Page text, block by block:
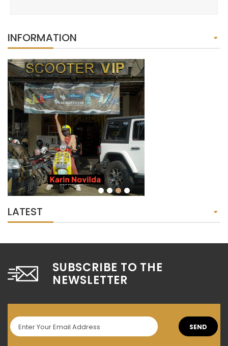
INFORMATION
LATEST
SUBSCRIBE TO THE
NEWSLETTER
SEND